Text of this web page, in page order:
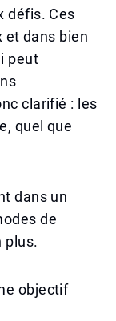
défis. Ces
et dans bien
peut
clarifié : les
quel que
dans un
de
plus.
objectif